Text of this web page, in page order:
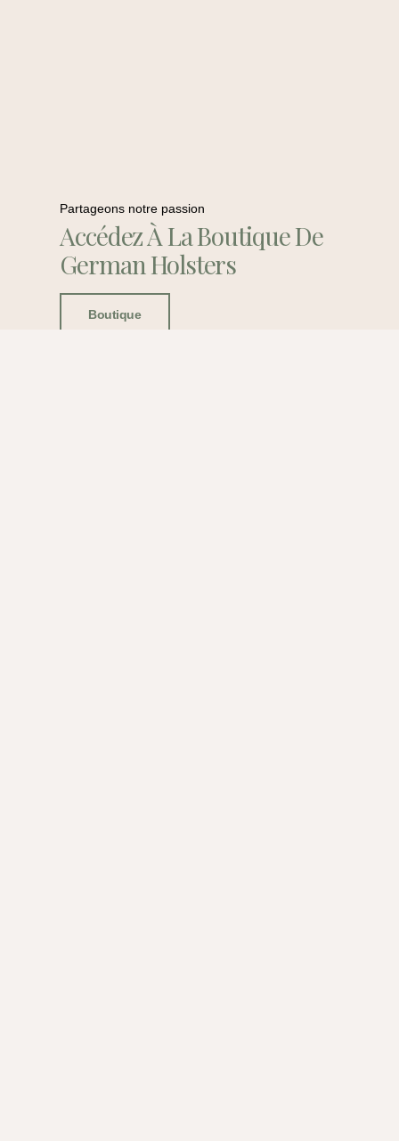
Partageons notre passion
Accédez À La Boutique De
German Holsters
Boutique